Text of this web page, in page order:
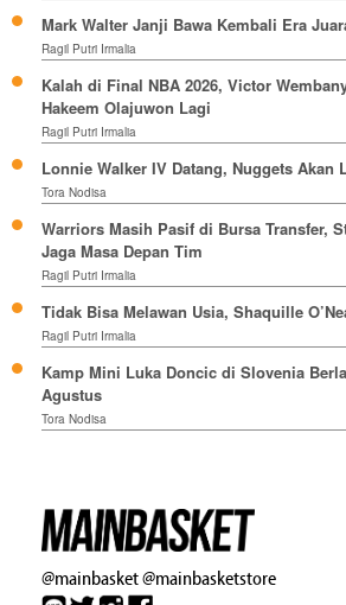
Mark Walter Janji Bawa Kembali Era
Ragil Putri Irmalia
Kalah di Final NBA 2026, Victor
Hakeem Olajuwon Lagi
Ragil Putri Irmalia
Lonnie Walker IV Datang, Nuggets Akan
Tora Nodisa
Warriors Masih Pasif di Bursa Transfer,
Jaga Masa Depan Tim
Ragil Putri Irmalia
Tidak Bisa Melawan Usia, Shaquille
Ragil Putri Irmalia
Kamp Mini Luka Doncic di Slovenia
Agustus
Tora Nodisa
@mainbasket@mainbasketstore